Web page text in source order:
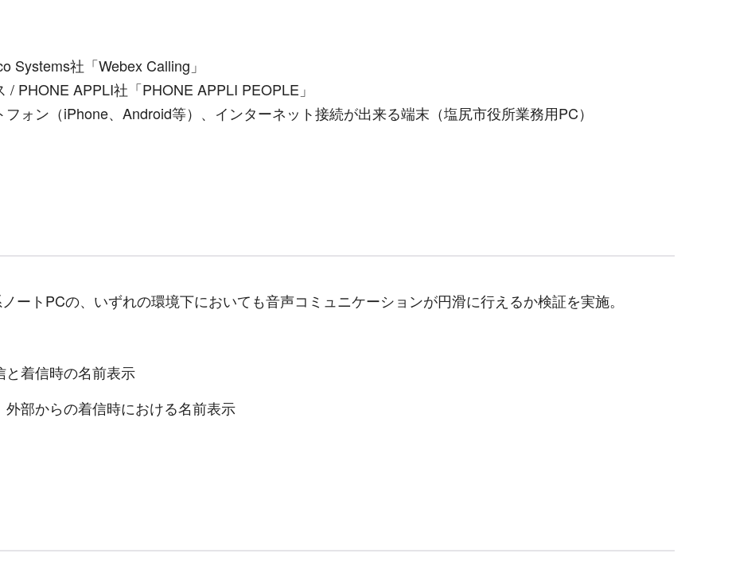
Systems社「Webex Calling」
APPLI社「PHONE APPLI PEOPLE」
ォン（iPhone、Android等）、インターネット接続が出来る端末（塩尻市役所業務用PC）
ートPCの、いずれの環境下においても音声コミュニケーションが円滑に行えるか検証を実施。
着信時の名前表示
部からの着信時における名前表示